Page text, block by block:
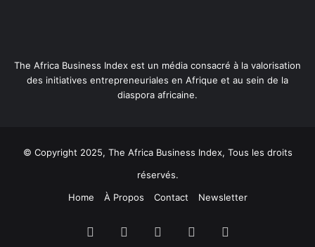
The Africa Business Index est un média consacré à la valorisation
des initiatives entrepreneuriales en Afrique et au sein de la
diaspora africaine.
© Copyright 2025, The Africa Business Index, Tous les droits
réservés.
Home
À Propos Contact Newsletter
Facebook LinkedinYouTube